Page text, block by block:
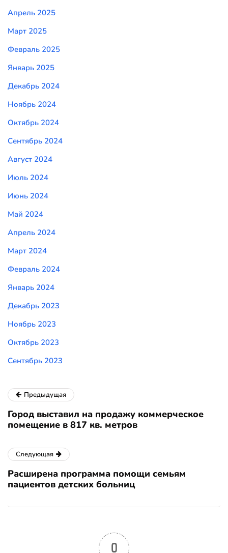
Апрель 2025
Март 2025
Февраль 2025
Январь 2025
Декабрь 2024
Ноябрь 2024
Октябрь 2024
Сентябрь 2024
Август 2024
Июль 2024
Июнь 2024
Май 2024
Апрель 2024
Март 2024
Февраль 2024
Январь 2024
Декабрь 2023
Ноябрь 2023
Октябрь 2023
Сентябрь 2023
Предыдущая
Город выставил на продажу коммерческое
помещение в 817 кв. метров
Следующая
Расширена программа помощи семьям
пациентов детских больниц
0